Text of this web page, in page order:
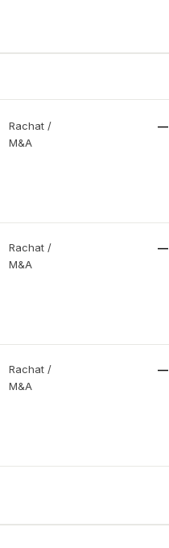
Rachat /
M&A
—
Rachat /
M&A
—
Rachat /
M&A
—